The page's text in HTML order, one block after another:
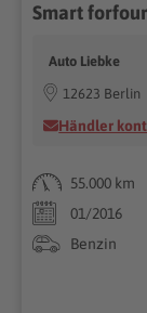
Auto Liebke
12623 Berlin
Händler
55.000 km
01/2016
Benzin